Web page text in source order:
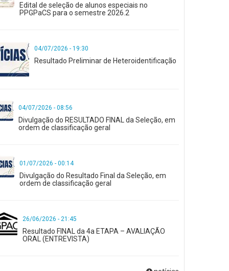
Edital de seleção de alunos especiais no
PPGPaCS para o semestre 2026.2
04/07/2026 - 19:30
Resultado Preliminar de Heteroidentificação
04/07/2026 - 08:56
Divulgação do RESULTADO FINAL da Seleção, em
ordem de classificação geral
01/07/2026 - 00:14
Divulgação do Resultado Final da Seleção, em
ordem de classificação geral
26/06/2026 - 21:45
Resultado FINAL da 4a ETAPA – AVALIAÇÃO
ORAL (ENTREVISTA)